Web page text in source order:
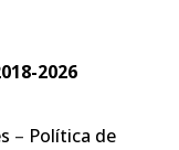
2026
– Política de